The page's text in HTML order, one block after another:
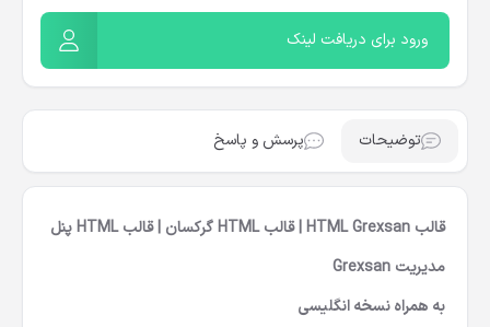
ورود برای دریافت لینک
توضیحات پرسش و پاسخ
قالب HTML Grexsan | قالب HTML گرکسان | قالب HTML پنل
مدیریت Grexsan
به همراه نسخه انگلیسی